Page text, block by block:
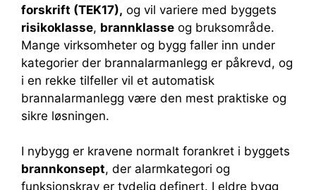
forskrift (TEK17), og vil variere med byggets
risikoklasse, brannklasse og bruksområde.
Mange virksomheter og bygg faller inn under
kategorier der brannalarmanlegg er påkrevd, og
i en rekke tilfeller vil et automatisk
brannalarmanlegg være den mest praktiske og
sikre løsningen.
I nybygg er kravene normalt forankret i byggets
brannkonsept, der alarmkategori og
funksjonskrav er tydelig definert. I eldre bygg